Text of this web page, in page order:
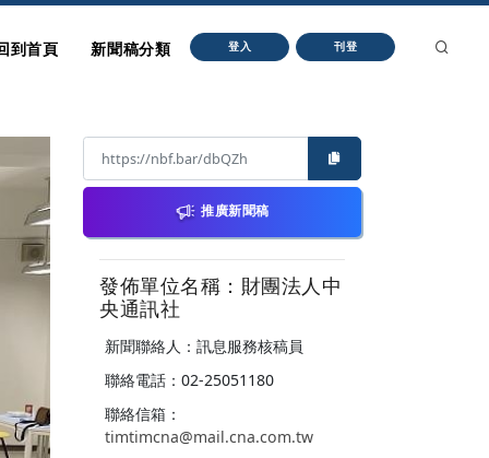
到首頁 新聞稿分類 登入 刊登
推廣新聞稿
發佈單位名稱：財團法人中
央通訊社
新聞聯絡人：訊息服務核稿員
聯絡電話：02-25051180
聯絡信箱：
timtimcna@mail.cna.com.tw